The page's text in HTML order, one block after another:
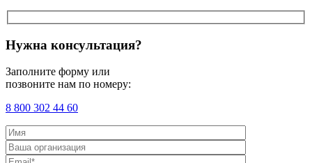
Нужна консультация?
Заполните форму или
позвоните нам по номеру:
8 800 302 44 60